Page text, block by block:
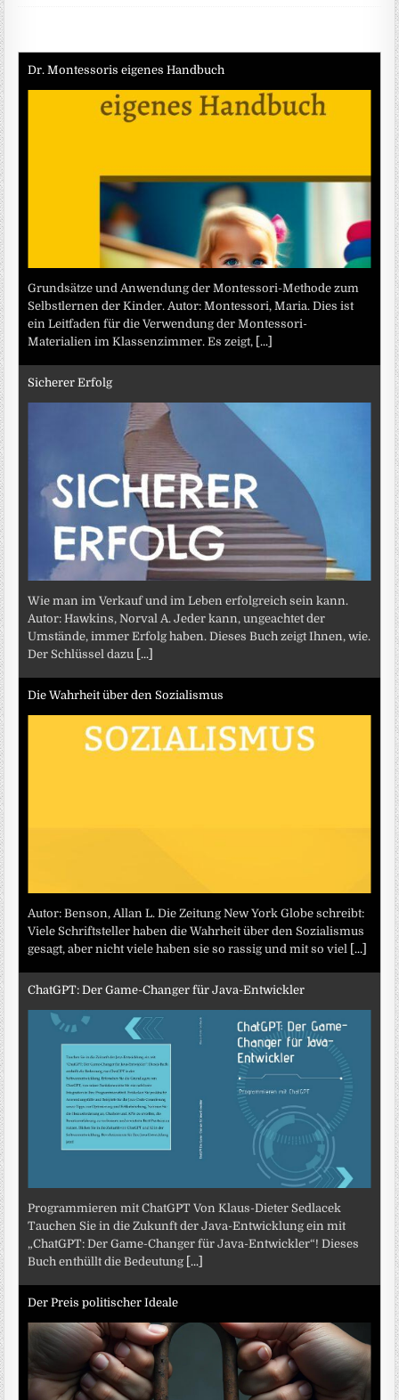
Dr. Montessoris eigenes Handbuch
Grundsätze und Anwendung der Montessori-Methode zum
Selbstlernen der Kinder. Autor: Montessori, Maria. Dies ist
ein Leitfaden für die Verwendung der Montessori-
Materialien im Klassenzimmer. Es zeigt, [...]
Sicherer Erfolg
Wie man im Verkauf und im Leben erfolgreich sein kann.
Autor: Hawkins, Norval A. Jeder kann, ungeachtet der
Umstände, immer Erfolg haben. Dieses Buch zeigt Ihnen, wie.
Der Schlüssel dazu [...]
Die Wahrheit über den Sozialismus
Autor: Benson, Allan L. Die Zeitung New York Globe schreibt:
Viele Schriftsteller haben die Wahrheit über den Sozialismus
gesagt, aber nicht viele haben sie so rassig und mit so viel [...]
ChatGPT: Der Game-Changer für Java-Entwickler
Programmieren mit ChatGPT Von Klaus-Dieter Sedlacek
Tauchen Sie in die Zukunft der Java-Entwicklung ein mit
„ChatGPT: Der Game-Changer für Java-Entwickler“! Dieses
Buch enthüllt die Bedeutung [...]
Der Preis politischer Ideale